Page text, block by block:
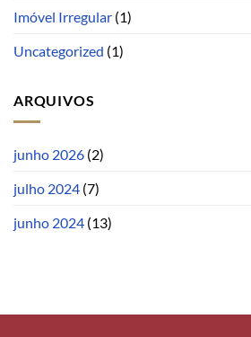
Imóvel Irregular (1)
Uncategorized (1)
ARQUIVOS
junho 2026 (2)
julho 2024 (7)
junho 2024 (13)